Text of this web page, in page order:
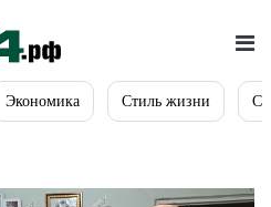
Экономика Стиль жизни